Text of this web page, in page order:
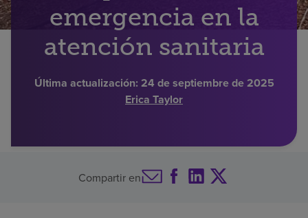
Buscar un centro
Inversores
emergencia en la
atención sanitaria
Última actualización: 24 de septiembre de 2025
Erica Taylor
Compartir en